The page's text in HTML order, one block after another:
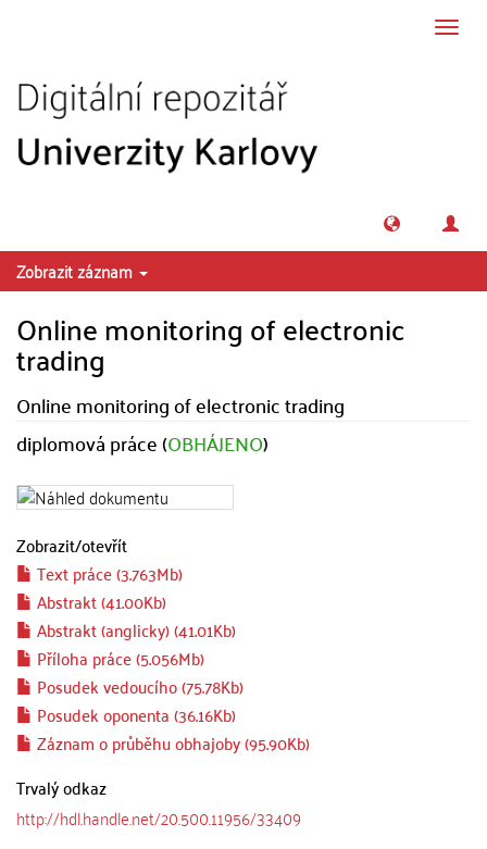
Zobrazit záznam
Online monitoring of electronic
trading
Online monitoring of electronic trading
diplomová práce (OBHÁJENO)
Zobrazit/otevřít
Text práce (3.763Mb)
Abstrakt (41.00Kb)
Abstrakt (anglicky) (41.01Kb)
Příloha práce (5.056Mb)
Posudek vedoucího (75.78Kb)
Posudek oponenta (36.16Kb)
Záznam o průběhu obhajoby (95.90Kb)
Trvalý odkaz
http://hdl.handle.net/20.500.11956/33409